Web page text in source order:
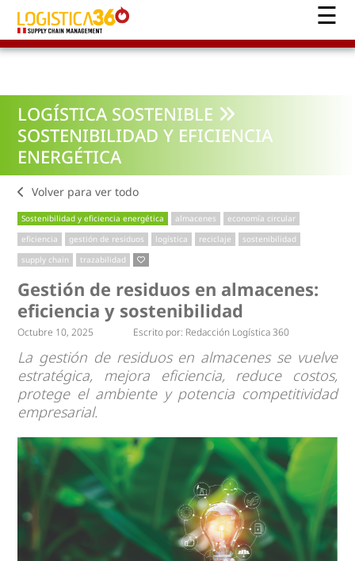
LOGÍSTICA SOSTENIBLE
SOSTENIBILIDAD Y EFICIENCIA
ENERGÉTICA
Volver para ver todo
Sostenibilidad y eficiencia energética almacenes
economía circular
eficiencia
gestión de residuos logística reciclaje
sostenibilidad
supply chain
trazabilidad
Gestión de residuos en almacenes:
eficiencia y sostenibilidad
Octubre 10, 2025 Escrito por: Redacción Logística 360
La gestión de residuos en almacenes se vuelve
estratégica, mejora eficiencia, reduce costos,
protege el ambiente y potencia competitividad
empresarial.